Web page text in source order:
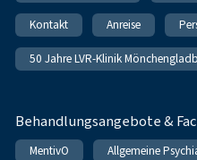
Kontakt Anreise
50 Jahre LVR-Klinik
Behandlungsangebote &
MentivO Allgemeine